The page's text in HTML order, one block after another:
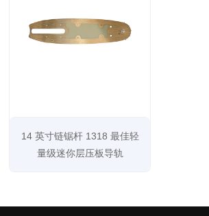
14 英寸链锯杆 1318 最佳轻
量级迷你层压板导轨